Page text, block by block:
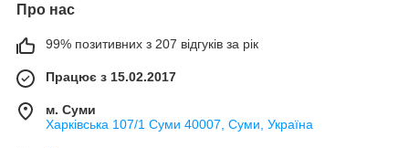
Про нас
99% позитивних з 207 відгуків за рік
Працює з 15.02.2017
м. Суми
Харківська 107/1 Суми 40007, Суми, Україна